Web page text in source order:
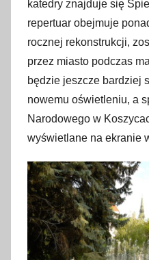
katedry znajduje się
repertuar obejmuje
rocznej rekonstrukcji,
przez miasto podczas
będzie jeszcze bardziej
nowemu oświetleniu, a
Narodowego w
wyświetlane na ekranie